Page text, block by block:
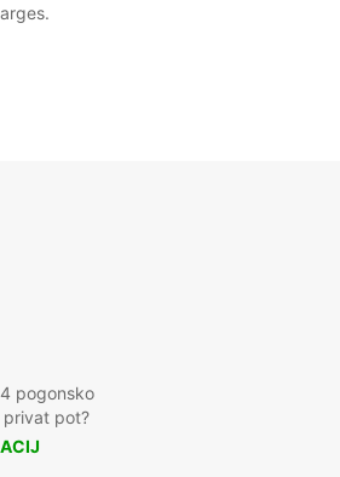
pogonsko
privat pot?